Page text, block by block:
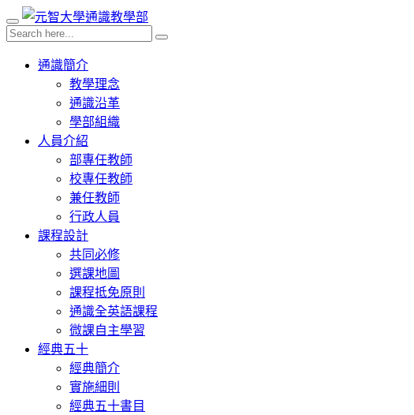
通識簡介
教學理念
通識沿革
學部組織
人員介紹
部專任教師
校專任教師
兼任教師
行政人員
課程設計
共同必修
選課地圖
課程抵免原則
通識全英語課程
微課自主學習
經典五十
經典簡介
實施細則
經典五十書目